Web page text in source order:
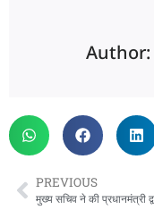
Author:
PREVIOUS